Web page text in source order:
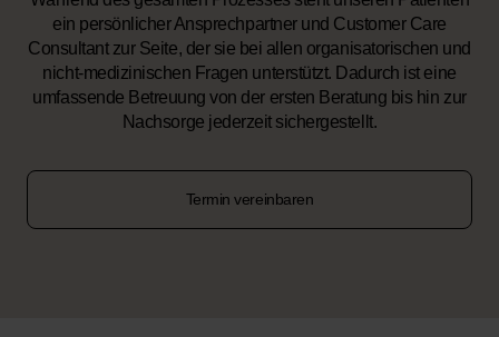
ein persönlicher Ansprechpartner und Customer Care
Consultant zur Seite, der sie bei allen organisatorischen und
nicht-medizinischen Fragen unterstützt. Dadurch ist eine
umfassende Betreuung von der ersten Beratung bis hin zur
Nachsorge jederzeit sichergestellt.
Termin vereinbaren